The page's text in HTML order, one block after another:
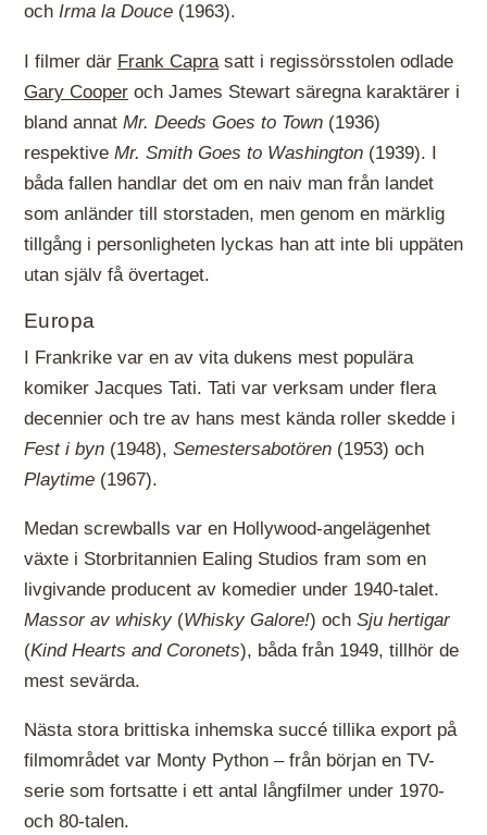
och Irma la Douce (1963).
I filmer där Frank Capra satt i regissörsstolen odlade
Gary Cooper och James Stewart säregna karaktärer i
bland annat Mr. Deeds Goes to Town (1936)
respektive Mr. Smith Goes to Washington (1939). I
båda fallen handlar det om en naiv man från landet
som anländer till storstaden, men genom en märklig
tillgång i personligheten lyckas han att inte bli uppäten
utan själv få övertaget.
Europa
I Frankrike var en av vita dukens mest populära
komiker Jacques Tati. Tati var verksam under flera
decennier och tre av hans mest kända roller skedde i
Fest i byn (1948), Semestersabotören (1953) och
Playtime (1967).
Medan screwballs var en Hollywood-angelägenhet
växte i Storbritannien Ealing Studios fram som en
livgivande producent av komedier under 1940-talet.
Massor av whisky(Whisky Galore!) och Sju hertigar
(Kind Hearts and Coronets), båda från 1949, tillhör de
mest sevärda.
Nästa stora brittiska inhemska succé tillika export på
filmområdet var Monty Python – från början en TV-
serie som fortsatte i ett antal långfilmer under 1970-
och 80-talen.